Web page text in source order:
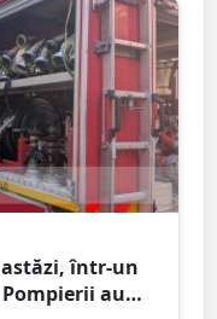
într-un
au